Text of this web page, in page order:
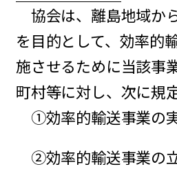
協会は、離島地域か
を目的として、効率的
施させるために当該事
町村等に対し、次に規
①効率的輸送事業の
②効率的輸送事業の